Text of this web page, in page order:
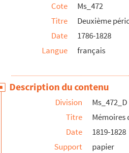
Cote
Ms_472
Titre
Deuxième
Date
1786-1828
Langue
français
Description du contenu
Division
Ms_472_D
Titre
Mémoires
Date
1819-1828
Support
papier